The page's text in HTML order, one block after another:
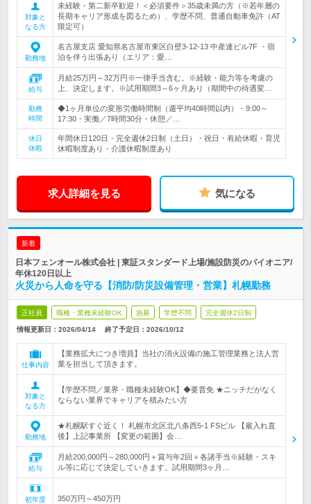
対象と
なる方
未経験・第二新卒歓迎！＜必須要件＞35歳未満の方（※若年層の
長期キャリア形成を図るため）、学歴不問、普通自動車免許（AT
限定可）
勤務地
名古屋支店 愛知県名古屋市東区白壁3-12-13 中産連ビル7F ・宿
泊を伴う出張あり（エリア：愛…
給与
月給25万円～32万円※一律手当含む。※経験・能力等を考慮の
上、決定します。※試用期間3～6ヶ月あり（期間中の待遇変…
勤務
時間
◆1ヶ月単位の変形労働時間制（週平均40時間以内）・9:00～
17:30・実働／7時間30分・休憩／…
休日
休暇
年間休日120日・完全週休2日制（土日）・祝日・有給休暇・育児
休暇制度あり・介護休暇制度あり
求人詳細を見る 気になる
新着
日本フェンオール株式会社 | 東証スタンダード上場/施設防災のパイオニア/
年休120日以上
火災から人命を守る【消防/防災設備管理・営業】札幌勤務
正社員 職種・業種未経験OK 急募 学歴不問 完全週休2日制
情報更新日：2026/04/14 終了予定日： 2026/10/12
仕事内容
【業務拡大につき増員】当社の消火設備の施工管理業務と法人営
業を担当して頂きます。
対象と
なる方
【学歴不問／業界・職種未経験OK】◆要普免 ★ニッチだがなく
ならない業界でキャリアを積みたい方
勤務地
★札幌駅すぐ近く！ 札幌市北区北八条西5-1 FSビル 【雇入れ直
後】上記事業所 【変更の範囲】会…
給与
月給200,000円～280,000円＋賞与年2回＋各諸手当※経験・スキ
ル等に応じて決定していきます。試用期間3ヶ月…
初年度
350万円～450万円